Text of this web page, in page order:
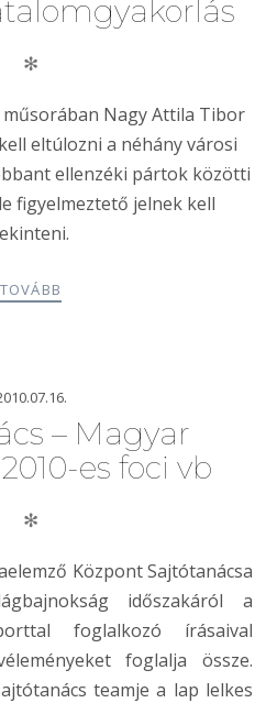
✻
Nagy Attila Tibor
eltúlozni a néhány városi
ellenzéki pártok közötti
figyelmeztető jelnek kell
TOVÁBB
– Magyar
es foci vb
✻
Központ Sajtótanácsa
időszakáról a
foglalkozó írásaival
foglalja össze.
teamje a lap lelkes